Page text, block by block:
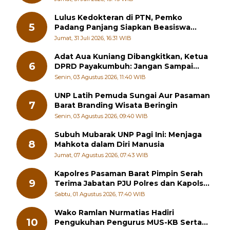
5
Lulus Kedokteran di PTN, Pemko
Padang Panjang Siapkan Beasiswa
Penuh
Jumat, 31 Juli 2026, 16:31 WIB
6
Adat Aua Kuniang Dibangkitkan, Ketua
DPRD Payakumbuh: Jangan Sampai
Generasi Muda Hilang Jati Diri
Senin, 03 Agustus 2026, 11:40 WIB
7
UNP Latih Pemuda Sungai Aur Pasaman
Barat Branding Wisata Beringin
Senin, 03 Agustus 2026, 09:40 WIB
8
Subuh Mubarak UNP Pagi Ini: Menjaga
Mahkota dalam Diri Manusia
Jumat, 07 Agustus 2026, 07:43 WIB
9
Kapolres Pasaman Barat Pimpin Serah
Terima Jabatan PJU Polres dan Kapolsek
Sungai Beremas
Sabtu, 01 Agustus 2026, 17:40 WIB
10
Wako Ramlan Nurmatias Hadiri
Pengukuhan Pengurus MUS-KB Serta